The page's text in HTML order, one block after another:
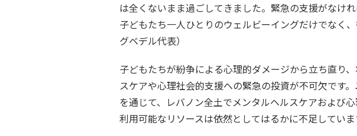
は全くないまま過ごしてきました。緊急の支援がなけ
子どもたち一人ひとりのウェルビーイングだけでなく
グベデル代表）
子どもたちが紛争による心理的ダメージから立ち直り
スケアや心理社会的支援への緊急の投資が不可欠です
を通じて、レバノン全土でメンタルヘルスケアおよび
利用可能なリソースは依然としてはるかに不足していま